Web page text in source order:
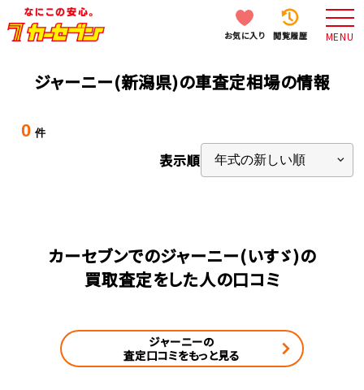
お気に入り 閲覧履歴 MENU
ジャーニー(新潟県)の車査定相場の情報
0 件
表示順
カーセブンでのジャーニー(いすゞ)の
買取査定をした人の口コミ
ジャーニーの
査定口コミをもっと見る